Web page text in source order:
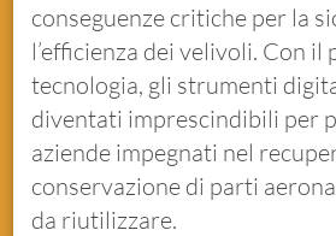
conseguenze critiche per la
l’efficienza dei velivoli. Con
tecnologia, gli strumenti
diventati imprescindibili per
aziende impegnati nel
conservazione di parti
da riutilizzare.